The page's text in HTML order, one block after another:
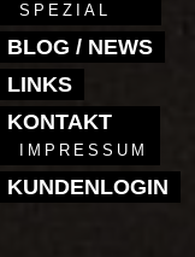
SPEZIAL
BLOG / NEWS
LINKS
KONTAKT
IMPRESSUM
KUNDENLOGIN